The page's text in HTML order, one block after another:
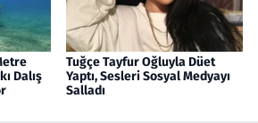
Dalış
Tuğçe Tayfur Oğluyla Düet
Yaptı, Sesleri Sosyal Medyayı
Salladı